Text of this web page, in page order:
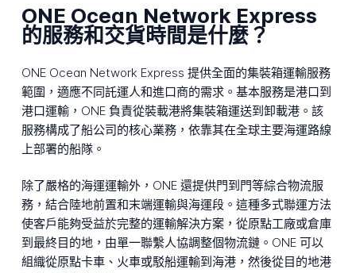
ONE Ocean Network Express
的服務和交貨時間是什麼？
ONE Ocean Network Express 提供全面的集裝箱運輸服務
範圍，適應不同託運人和進口商的需求。基本服務是港口到
港口運輸，ONE 負責從裝載港將集裝箱運送到卸載港。該
服務構成了船公司的核心業務，依靠其在全球主要海運路線
上部署的船隊。
除了嚴格的海運運輸外，ONE 還提供門到門等綜合物流服
務，結合陸地前置和末端運輸與海運段。這種多式聯運方法
使客戶能夠受益於完整的運輸解決方案，從原點工廠或倉庫
到最終目的地，由單一聯繫人協調整個物流鏈。ONE 可以
組織從原點卡車、火車或駁船運輸到海港，然後從目的地港